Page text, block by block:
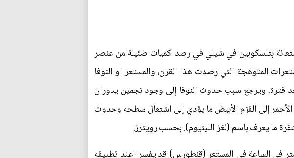
بتلسكوبين في شيلي في رصد كميات ضئيلة من عنصر
(قنطورس) الذي انفجر عام 2013 وهو أقوى المستعرات المتوهجة التي رصدت هذا القرن، والمستعر او النوفا
فترة. ويرجع سبب حدوث النوفا إلى وجود نجمين يدوران
إلى القزم الأبيض ما يؤدي إلى اشتعال سطحه وحدوث
ما يعرف باسم (لغز الليثيوم). بحسب رويترز.
في الساعة في المستعر (قنطورس) قد يفسر -عند تطبيقه